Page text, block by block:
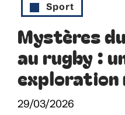
Sport
Mystères
au rugby :
exploration
29/03/2026